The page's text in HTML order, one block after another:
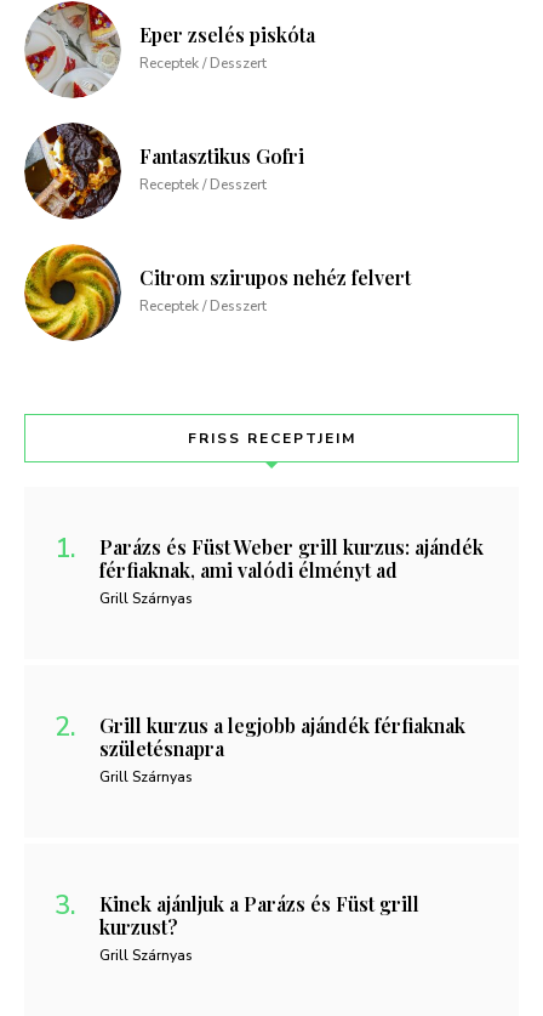
Eper zselés piskóta
Receptek / Desszert
Fantasztikus Gofri
Receptek / Desszert
Citrom szirupos nehéz felvert
Receptek / Desszert
FRISS RECEPTJEIM
Parázs és Füst Weber grill kurzus: ajándék
férfiaknak, ami valódi élményt ad
Grill Szárnyas
Grill kurzus a legjobb ajándék férfiaknak
születésnapra
Grill Szárnyas
Kinek ajánljuk a Parázs és Füst grill
kurzust?
Grill Szárnyas